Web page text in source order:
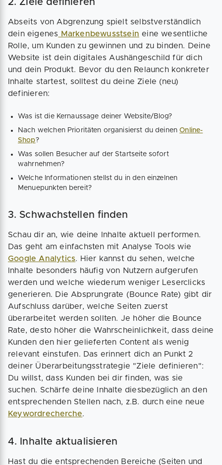
2. Ziele definieren
Abseits von Abgrenzung spielt selbstverständlich
dein eigenes Markenbewusstsein eine wesentliche
Rolle, um Kunden zu gewinnen und zu binden. Deine
Website ist dein digitales Aushängeschild für dich
und dein Produkt. Bevor du den Relaunch konkreter
Inhalte startest, solltest du deine Ziele (neu)
definieren:
Was ist die Kernaussage deiner Website/Blog?
Nach welchen Prioritäten organisierst du deinenOnline-
Shop?
Was sollen Besucher auf der Startseite sofort
wahrnehmen?
Welche Informationen stellst du in den einzelnen
Menuepunkten bereit?
3. Schwachstellen finden
Schau dir an, wie deine Inhalte aktuell performen.
Das geht am einfachsten mit Analyse Tools wie
Google Analytics. Hier kannst du sehen, welche
Inhalte besonders häufig von Nutzern aufgerufen
werden und welche wiederum weniger Leserclicks
generieren. Die Absprungrate (Bounce Rate) gibt dir
Aufschluss darüber, welche Seiten zuerst
überarbeitet werden sollten. Je höher die Bounce
Rate, desto höher die Wahrscheinlichkeit, dass deine
Kunden den hier gelieferten Content als wenig
relevant einstufen. Das erinnert dich an Punkt 2
deiner Überarbeitungsstrategie "Ziele definieren":
Du willst, dass Kunden bei dir finden, was sie
suchen. Schärfe deine Inhalte diesbezüglich an den
entsprechenden Stellen nach, z.B. durch eine neue
Keywordrecherche.
4. Inhalte aktualisieren
Hast du die entsprechenden Bereiche (Seiten und